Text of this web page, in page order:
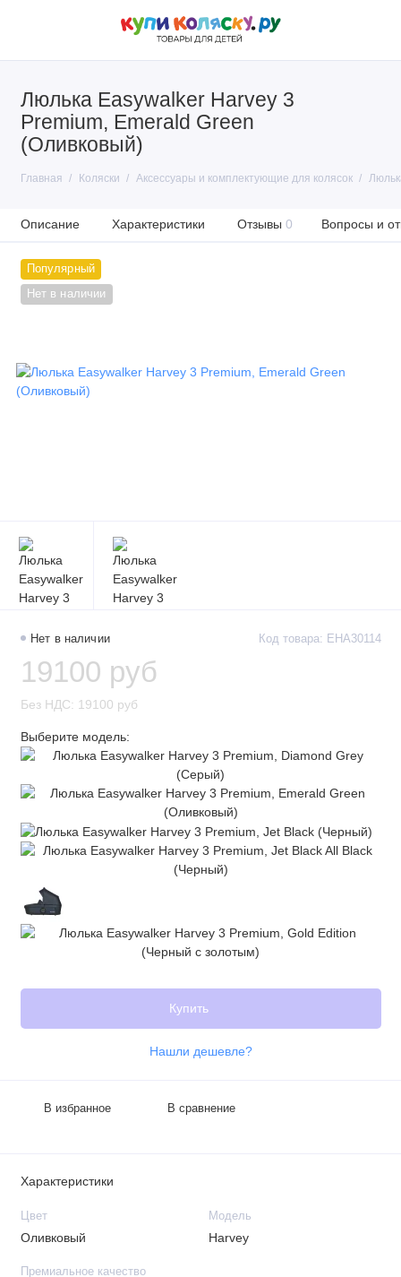
Люлька Easywalker Harvey 3
Premium, Emerald Green
(Оливковый)
Главная Коляски Аксессуары и комплектующие для колясок
Описание Характеристики Отзывы 0 Вопросы и
Популярный
Нет в наличии
Нет в наличии Код товара: EHA30114
19100 руб
Без НДС: 19100 руб
Выберите модель:
Купить
Нашли дешевле?
В избранное В сравнение
Характеристики
Цвет
Оливковый
Модель
Harvey
Премиальное качество